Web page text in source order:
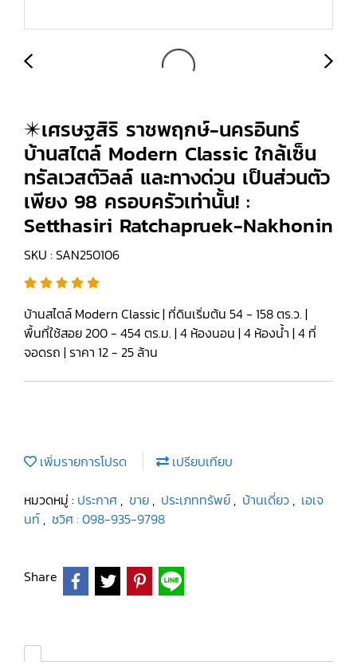
✴️เศรษฐสิริ ราชพฤกษ์-นครอินทร์
บ้านสไตล์ Modern Classic ใกล้เซ็น
ทรัลเวสต์วิลล์ และทางด่วน เป็นส่วนตัว
เพียง 98 ครอบครัวเท่านั้น! :
Setthasiri Ratchapruek-Nakhonin
SKU : SAN250106
บ้านสไตล์ Modern Classic | ที่ดินเริ่มต้น 54 - 158 ตร.ว. |
พื้นที่ใช้สอย 200 - 454 ตร.ม. | 4 ห้องนอน | 4 ห้องน้ำ | 4 ที่
จอดรถ | ราคา 12 - 25 ล้าน
เพิ่มรายการโปรด
เปรียบเทียบ
หมวดหมู่ : ประกาศ , ขาย , ประเภททรัพย์ , บ้านเดี่ยว , เอเจ
นท์ , ชวิศ : 098-935-9798
Share